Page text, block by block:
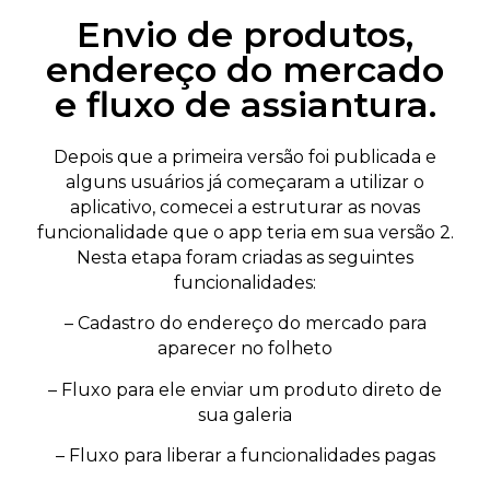
Envio de produtos,
endereço do mercado
e fluxo de assiantura.
Depois que a primeira versão foi publicada e
alguns usuários já começaram a utilizar o
aplicativo, comecei a estruturar as novas
funcionalidade que o app teria em sua versão 2.
Nesta etapa foram criadas as seguintes
funcionalidades:
– Cadastro do endereço do mercado para
aparecer no folheto
– Fluxo para ele enviar um produto direto de
sua galeria
– Fluxo para liberar a funcionalidades pagas